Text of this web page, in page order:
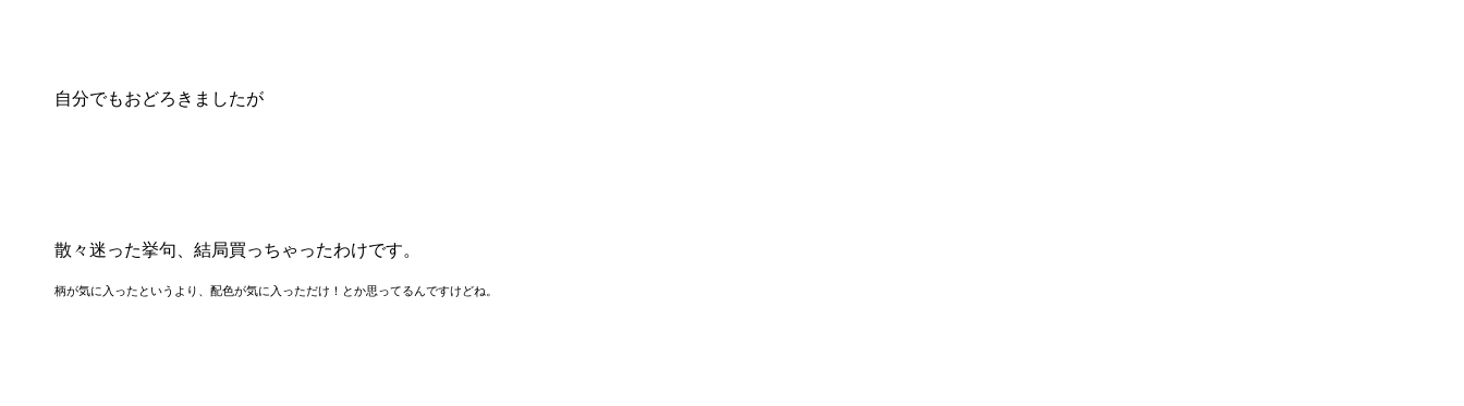
自分でもおどろきましたが
散々迷った挙句、結局買っちゃったわけです。
柄が気に入ったというより、配色が気に入っただけ！ とか思ってるんですけどね。